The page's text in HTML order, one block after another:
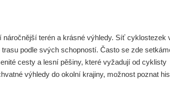
terén a krásné výhledy. Síť cyklostezek
podle svých schopností. Často se zde
cesty a lesní pěšiny, které vyžadují od cyklisty
výhledy do okolní krajiny, možnost poznat